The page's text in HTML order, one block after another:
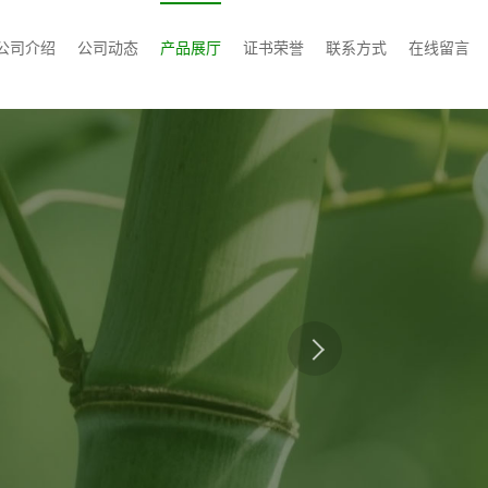
司介绍 公司动态 产品展厅 证书荣誉 联系方式 在线留言